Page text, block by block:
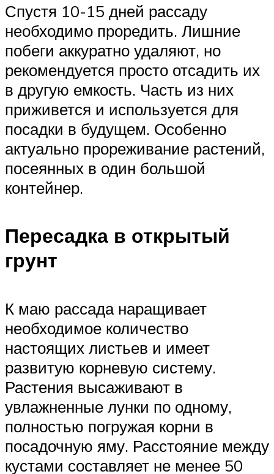
Спустя 10-15 дней рассаду
необходимо проредить. Лишние
побеги аккуратно удаляют, но
рекомендуется просто отсадить их
в другую емкость. Часть из них
приживется и используется для
посадки в будущем. Особенно
актуально прореживание растений,
посеянных в один большой
контейнер.
Пересадка в открытый
грунт
К маю рассада наращивает
необходимое количество
настоящих листьев и имеет
развитую корневую систему.
Растения высаживают в
увлажненные лунки по одному,
полностью погружая корни в
посадочную яму. Расстояние между
кустами составляет не менее 50